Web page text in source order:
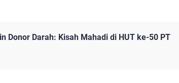
Donor Darah: Kisah Mahadi di HUT ke-50 PT